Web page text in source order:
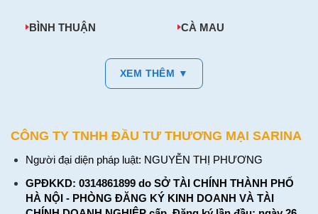
BÌNH THUẬN CÀ MAU
XEM THÊM ▼
CÔNG TY TNHH ĐẦU TƯ THƯƠNG MẠI SARINA
Người đại diện pháp luật: NGUYỄN THỊ PHƯƠNG
GPĐKKD: 0314861899 do SỞ TÀI CHÍNH THÀNH PHỐ
HÀ NỘI - PHÒNG ĐĂNG KÝ KINH DOANH VÀ TÀI